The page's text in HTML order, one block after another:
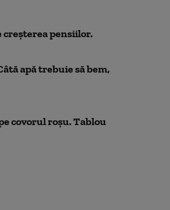
creșterea pensiilor.
apă trebuie să bem,
covorul roșu. Tablou